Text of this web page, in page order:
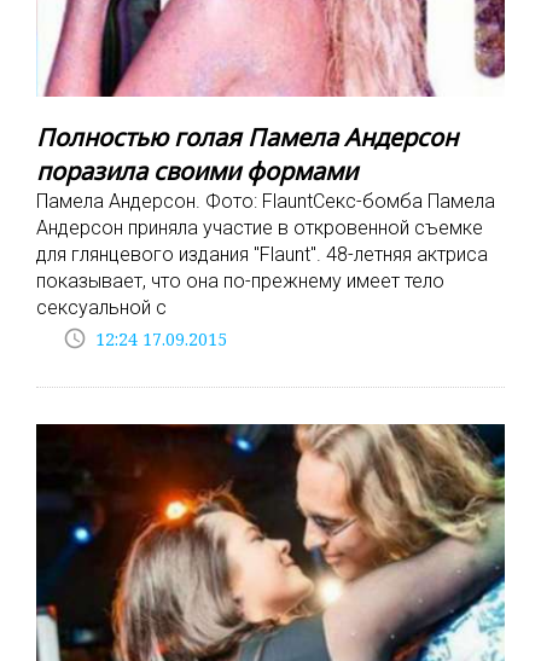
Полностью голая Памела Андерсон
поразила своими формами
Памела Андерсон. Фото: FlauntСекс-бомба Памела
Андерсон приняла участие в откровенной съемке
для глянцевого издания "Flaunt". 48-летняя актриса
показывает, что она по-прежнему имеет тело
сексуальной с
access_time 12:24 17.09.2015